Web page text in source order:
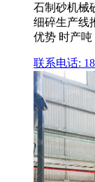
石制砂机械
细碎生产线
优势 时产吨
联系电话: